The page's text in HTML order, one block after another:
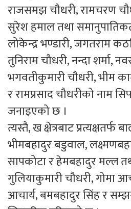
राजसमझ चौधरी, रामचरण
सुरेश हमाल तथा
लोकेन्द्र भण्डारी, जगतराम
तुनिराम चौधरी, नन्दा शर्मा,
भगवतीकुमारी चौधरी, भीम
र रामप्रसाद चौधरीको नाम
जनाइएको छ ।
त्यस्तै, ख क्षेत्रबाट प्रत्यक्षतर्फ
भीमबहादुर बडुवाल,
सापकोटा र हेमबहादुर मल्ल
गुलियाकुमारी चौधरी, गोमा
आचार्य, बमबहादुर सिंह र